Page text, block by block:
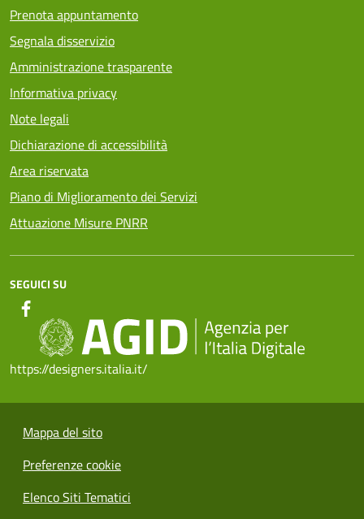
Prenota appuntamento
Segnala disservizio
Amministrazione trasparente
Informativa privacy
Note legali
Dichiarazione di accessibilità
Area riservata
Piano di Miglioramento dei Servizi
Attuazione Misure PNRR
SEGUICI SU
https://designers.italia.it/
Mappa del sito
Preferenze cookie
Elenco Siti Tematici